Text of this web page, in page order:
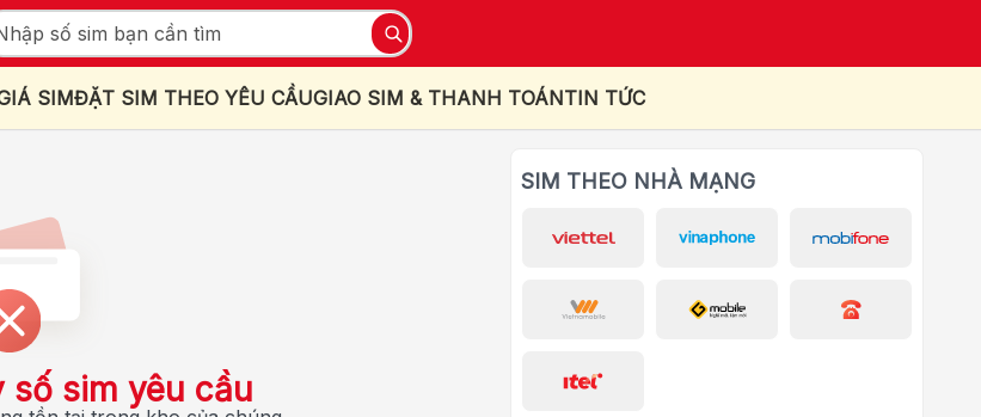
SIMĐẶT SIM THEO YÊU CẦUGIAO SIM & THANH TOÁNTIN TỨC
số sim yêu cầu
SIM THEO NHÀ MẠNG